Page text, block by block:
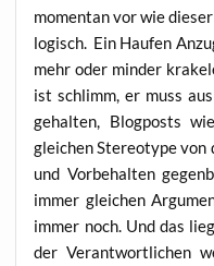
momen­tan vor wie
lo­gisch. Ein Hau­fen
mehr oder min­der
ist schlimm, er muss
gehal­ten, Blog­posts
glei­chen Ste­reo­ty­pe von
und Vor­be­hal­ten
immer glei­chen
immer noch. Und das
der Ver­ant­wort­li­chen